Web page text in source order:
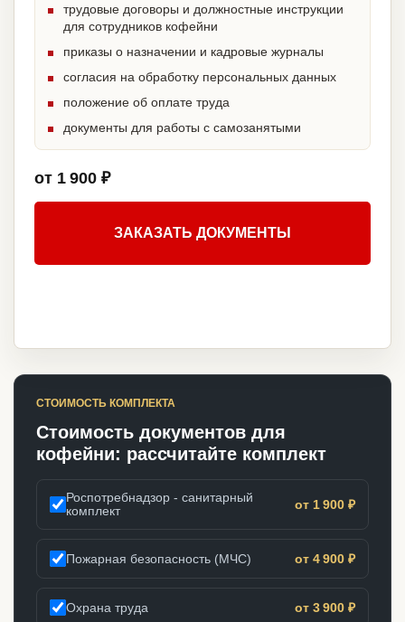
трудовые договоры и должностные инструкции
для сотрудников кофейни
приказы о назначении и кадровые журналы
согласия на обработку персональных данных
положение об оплате труда
документы для работы с самозанятыми
от 1 900 ₽
ЗАКАЗАТЬ ДОКУМЕНТЫ
СТОИМОСТЬ КОМПЛЕКТА
Стоимость документов для
кофейни: рассчитайте комплект
Роспотребнадзор - санитарный
комплект
от 1 900 ₽
Пожарная безопасность (МЧС) от 4 900 ₽
Охрана труда от 3 900 ₽